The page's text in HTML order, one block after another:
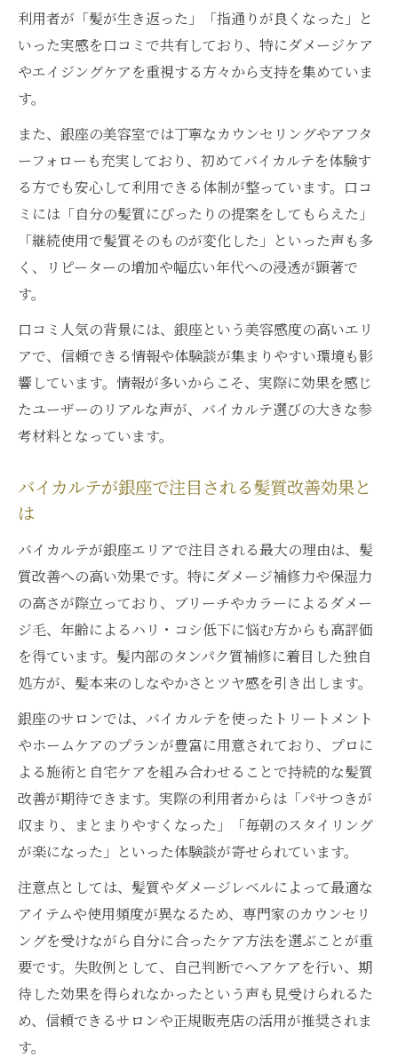
利用者が「髪が生き返った」「指通りが良くなった」と
いった実感を口コミで共有しており、特にダメージケア
やエイジングケアを重視する方々から支持を集めていま
す。
また、銀座の美容室では丁寧なカウンセリングやアフタ
ーフォローも充実しており、初めてバイカルテを体験す
る方でも安心して利用できる体制が整っています。口コ
ミには「自分の髪質にぴったりの提案をしてもらえた」
「継続使用で髪質そのものが変化した」といった声も多
く、リピーターの増加や幅広い年代への浸透が顕著で
す。
口コミ人気の背景には、銀座という美容感度の高いエリ
アで、信頼できる情報や体験談が集まりやすい環境も影
響しています。情報が多いからこそ、実際に効果を感じ
たユーザーのリアルな声が、バイカルテ選びの大きな参
考材料となっています。
バイカルテが銀座で注目される髪質改善効果と
は
バイカルテが銀座エリアで注目される最大の理由は、髪
質改善への高い効果です。特にダメージ補修力や保湿力
の高さが際立っており、ブリーチやカラーによるダメー
ジ毛、年齢によるハリ・コシ低下に悩む方からも高評価
を得ています。髪内部のタンパク質補修に着目した独自
処方が、髪本来のしなやかさとツヤ感を引き出します。
銀座のサロンでは、バイカルテを使ったトリートメント
やホームケアのプランが豊富に用意されており、プロに
よる施術と自宅ケアを組み合わせることで持続的な髪質
改善が期待できます。実際の利用者からは「パサつきが
収まり、まとまりやすくなった」「毎朝のスタイリング
が楽になった」といった体験談が寄せられています。
注意点としては、髪質やダメージレベルによって最適な
アイテムや使用頻度が異なるため、専門家のカウンセリ
ングを受けながら自分に合ったケア方法を選ぶことが重
要です。失敗例として、自己判断でヘアケアを行い、期
待した効果を得られなかったという声も見受けられるた
め、信頼できるサロンや正規販売店の活用が推奨されま
す。